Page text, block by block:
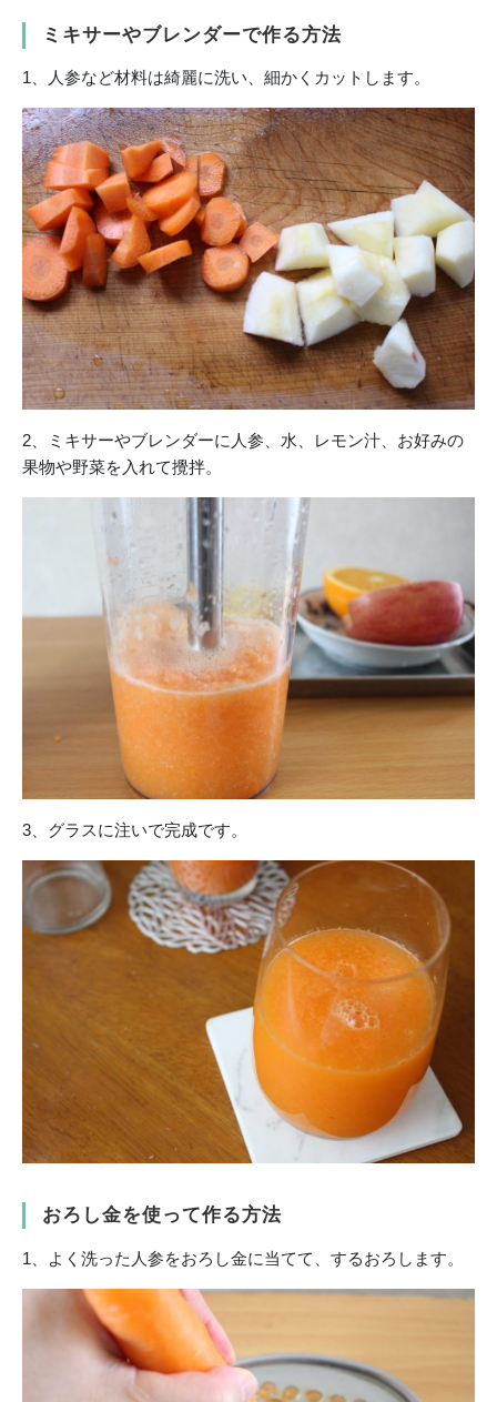
ミキサーやブレンダーで作る方法
1、人参など材料は綺麗に洗い、細かくカットします。
2、ミキサーやブレンダーに人参、水、レモン汁、お好みの
果物や野菜を入れて攪拌。
3、グラスに注いで完成です。
おろし金を使って作る方法
1、よく洗った人参をおろし金に当てて、するおろします。